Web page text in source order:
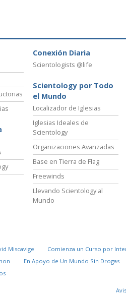
Conexión Diaria
Scientologists @life
Scientology por Todo
el Mundo
Localizador de Iglesias
Iglesias Ideales de
Scientology
Organizaciones Avanzadas
Base en Tierra de Flag
Freewinds
Llevando Scientology al
Mundo
Miscavige Comienza un Curso por
En Apoyo de Un Mundo Sin Drogas